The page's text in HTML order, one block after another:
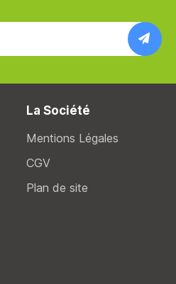
La Société
Mentions Légales
CGV
Plan de site